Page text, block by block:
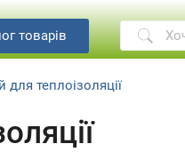
товарів
для теплоізоляції